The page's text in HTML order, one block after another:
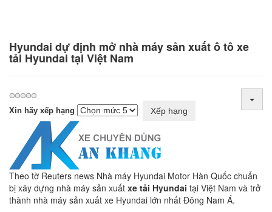
Hyundai dự định mở nhà máy sản xuất ô tô xe
tải Hyundai tại Việt Nam
Xin hãy xếp hạng
Theo tờ Reuters news Nhà máy Hyundai Motor Hàn Quốc chuẩn
bị xây dựng nhà máy sản xuất xe tải Hyundai tại Việt Nam và trở
thành nhà máy sản xuất xe Hyundai lớn nhất Đông Nam Á.